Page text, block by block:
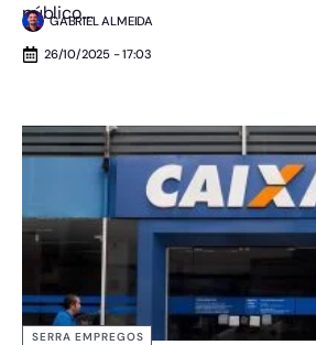
público....
GABRIEL ALMEIDA
26/10/2025 - 17:03
SERRA EMPREGOS